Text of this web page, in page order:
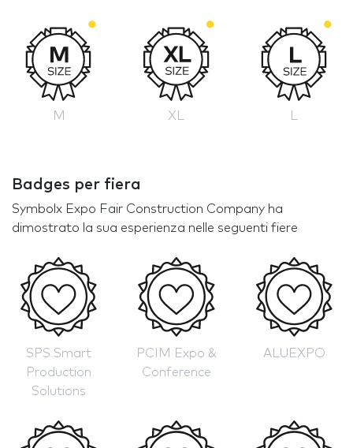
M XL
Badges per fiera
Symbolx Expo Fair Construction Company ha
dimostrato la sua esperienza nelle seguenti fiere
SPS Smart
Production
Solutions
PCIM Expo &
Conference
ALUEXPO